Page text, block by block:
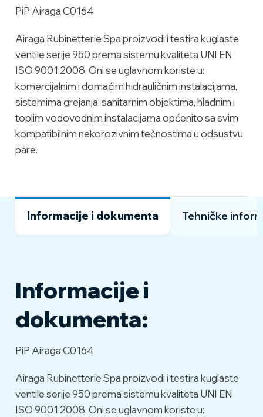
PiP Airaga C0164
Airaga Rubinetterie Spa proizvodi i testira kuglaste
ventile serije 950 prema sistemu kvaliteta UNI EN
ISO 9001:2008. Oni se uglavnom koriste u:
komercijalnim i domaćim hidrauličnim instalacijama,
sistemima grejanja, sanitarnim objektima, hladnim i
toplim vodovodnim instalacijama općenito sa svim
kompatibilnim nekorozivnim tečnostima u odsustvu
pare.
Informacije i dokumenta Tehničke
Informacije i
dokumenta:
PiP Airaga C0164
Airaga Rubinetterie Spa proizvodi i testira kuglaste
ventile serije 950 prema sistemu kvaliteta UNI EN
ISO 9001:2008. Oni se uglavnom koriste u:
Kućište i
obloga:
vruće oblikovani od
niklovan
Brava i
obrađeni od EN12164 CW617N
Kugla:
vruće oblikovana od EN12165
CW617N bara, dijamantski i